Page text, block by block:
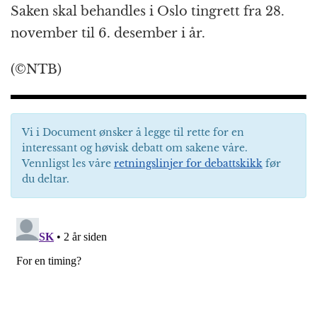
Saken skal behandles i Oslo tingrett fra 28.
november til 6. desember i år.
(©NTB)
Vi i Document ønsker å legge til rette for en
interessant og høvisk debatt om sakene våre.
Vennligst les våre retningslinjer for debattskikk før
du deltar.